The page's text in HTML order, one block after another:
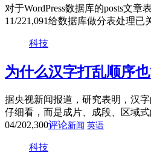
对于WordPress数据库的posts文
11/221,091给数据库做分表处理已
科技
为什么汉字打乱顺序
据央视新闻报道，研究表明，汉
仔细看，而是成片、成段、区域式
04/202,300评论新闻 英语
科技